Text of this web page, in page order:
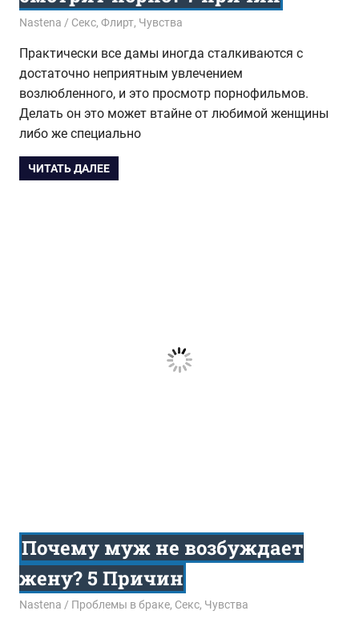
08.07.2016
Nastena Секс, Флирт, Чувства
Практически все дамы иногда сталкиваются с
достаточно неприятным увлечением
возлюбленного, и это просмотр порнофильмов.
Делать он это может втайне от любимой женщины
либо же специально
ЧИТАТЬ ДАЛЕЕ
Почему муж не возбуждает
жену? 5 Причин
07.07.2016
Nastena Проблемы в браке, Секс, Чувства